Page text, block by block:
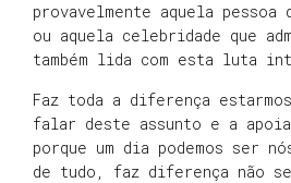
provavelmente aquela pessoa
ou aquela celebridade que
também lida com esta luta
Faz toda a diferença
falar deste assunto e a
porque um dia podemos ser
de tudo, faz diferença não